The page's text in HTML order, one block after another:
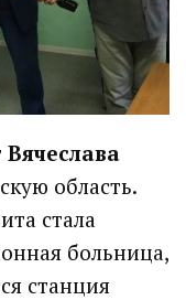
Вячеслава
область.
стала
больница,
станция